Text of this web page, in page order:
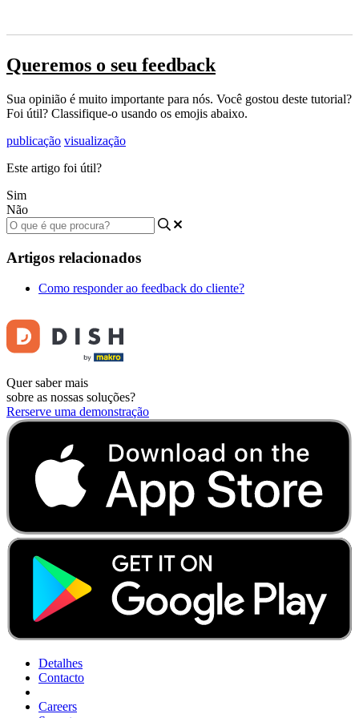
Queremos o seu feedback
Sua opinião é muito importante para nós. Você gostou deste tutorial?
Foi útil? Classifique-o usando os emojis abaixo.
publicação visualização
Este artigo foi útil?
Sim
Não
Artigos relacionados
Como responder ao feedback do cliente?
Quer saber mais
sobre as nossas soluções?
Rerserve uma demonstração
Detalhes
Contacto
Careers